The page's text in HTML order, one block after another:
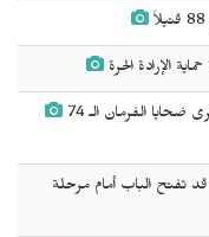
الفرمان الـ 74
قد تفتح الباب أمام مرحلة